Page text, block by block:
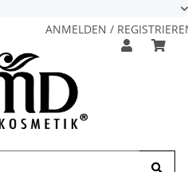
ANMELDEN /